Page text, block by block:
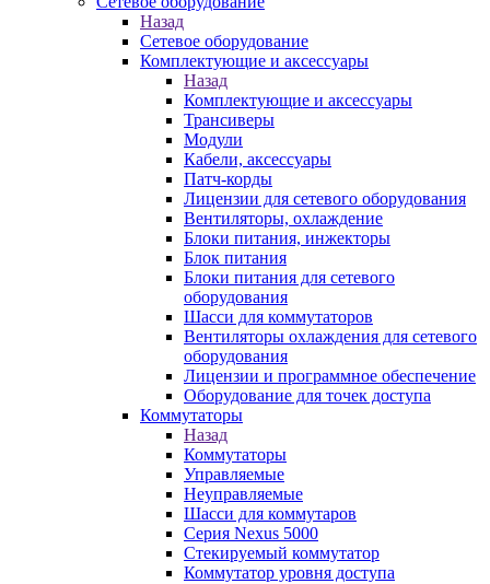
Назад
Сетевое оборудование
Комплектующие и аксессуары
Назад
Комплектующие и аксессуары
Трансиверы
Модули
Кабели, аксессуары
Патч-корды
Лицензии для сетевого оборудования
Вентиляторы, охлаждение
Блоки питания, инжекторы
Блок питания
Блоки питания для сетевого
оборудования
Шасси для коммутаторов
Вентиляторы охлаждения для сетевого
оборудования
Лицензии и программное обеспечение
Оборудование для точек доступа
Коммутаторы
Назад
Коммутаторы
Управляемые
Неуправляемые
Шасси для коммутаров
Серия Nexus 5000
Стекируемый коммутатор
Коммутатор уровня доступа